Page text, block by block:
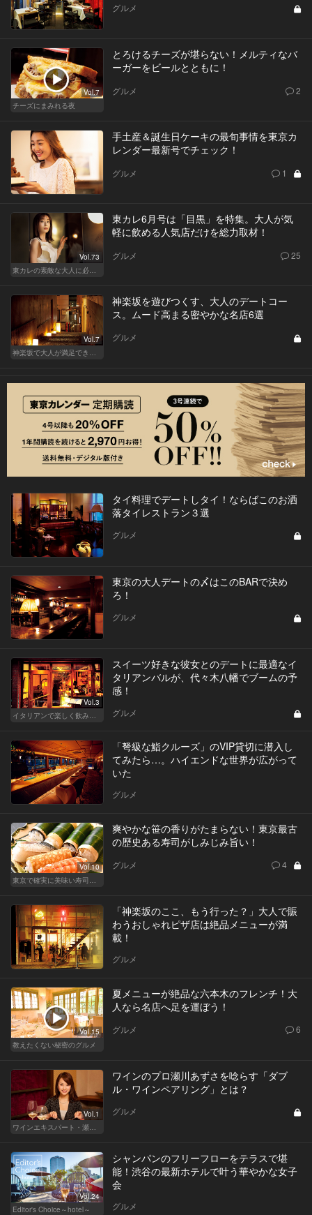
グルメ
Vol.7
チーズにまみれる夜
とろけるチーズが堪らない！メルティなバ
ーガーをビールとともに！
グルメ 2
手土産＆誕生日ケーキの最旬事情を東京カ
レンダー最新号でチェック！
グルメ 1
Vol.73
東カレの素敵な大人に必要なこと
東カレ6月号は「目黒」を特集。大人が気
軽に飲める人気店だけを総力取材！
グルメ 25
Vol.7
神楽坂で大人が満足できる、おしゃれデート！
神楽坂を遊びつくす、大人のデートコー
ス。ムード高まる密やかな名店6選
グルメ
タイ料理でデートしタイ！ならばこのお洒
落タイレストラン３選
グルメ
東京の大人デートの〆はこのBARで決め
ろ！
グルメ
Vol.3
イタリアンで楽しく飲み会！東京の人気店へ
スイーツ好きな彼女とのデートに最適なイ
タリアンバルが、代々木八幡でブームの予
感！
グルメ
「弩級な鮨クルーズ」のVIP貸切に潜入し
てみたら…。ハイエンドな世界が広がって
いた
グルメ
Vol.10
東京で確実に美味い寿司はここだ！
爽やかな笹の香りがたまらない！東京最古
の歴史ある寿司がしみじみ旨い！
グルメ 4
「神楽坂のここ、もう行った？」大人で賑
わうおしゃれピザ店は絶品メニューが満
載！
グルメ
Vol.15
教えたくない秘密のグルメ
夏メニューが絶品な六本木のフレンチ！大
人なら名店へ足を運ぼう！
グルメ 6
Vol.1
ワインのプロ瀬川あずさを唸らす「ダブ
ル・ワインペアリング」とは？
グルメ
Vol.24
Editor's Choice～hotel～
シャンパンのフリーフローをテラスで堪
能！渋谷の最新ホテルで叶う華やかな女子
会
グルメ